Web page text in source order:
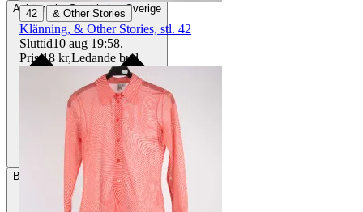
AvhämtningStockholm, Sverige
Betalning Via Tradera
42 | & Other Stories
Klänning, & Other Stories, stl. 42
Sluttid10 aug 19:58.
Pris:18 kr,Ledande bud.